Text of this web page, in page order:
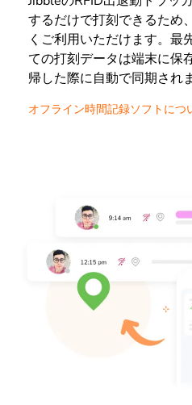
するだけで打刻できるため
くご利用いただけます。最
ての打刻データは端末に保
帰した際に自動で同期されま
オフライン時間記録ソフトにつ